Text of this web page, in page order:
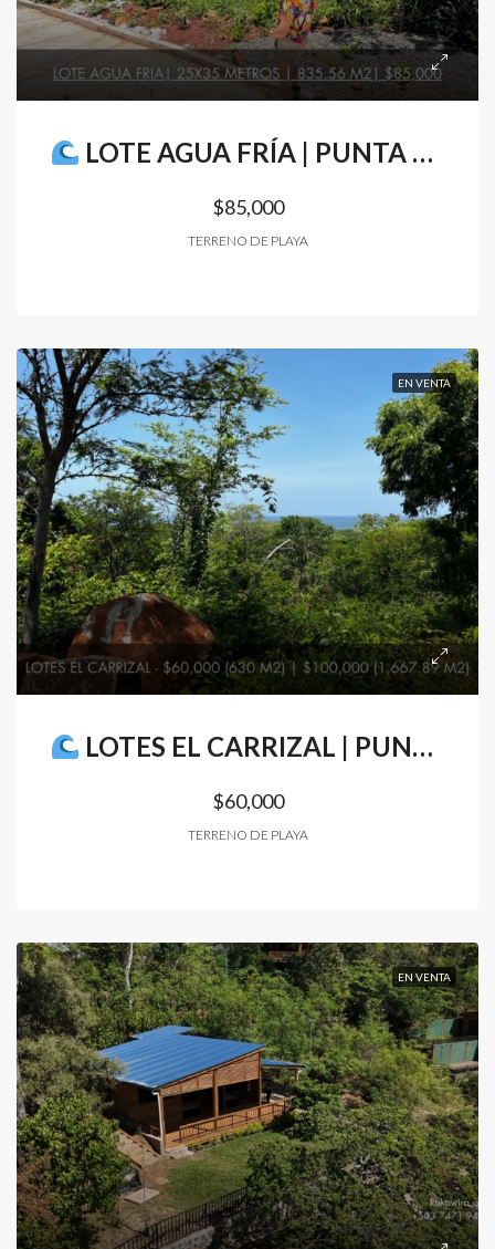
LOTE AGUA FRÍA | PUNTA MANGO | SURF CITY II
$85,000
TERRENO DE PLAYA
EN VENTA
LOTES EL CARRIZAL | PUNTA MANGO | SURF CITY II
$60,000
TERRENO DE PLAYA
EN VENTA